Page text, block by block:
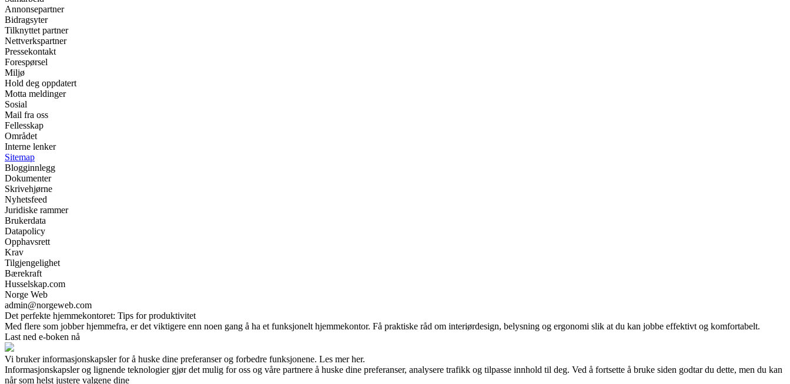
Annonsepartner
Bidragsyter
Tilknyttet partner
Nettverkspartner
Pressekontakt
Forespørsel
Miljø
Hold deg oppdatert
Motta meldinger
Sosial
Mail fra oss
Fellesskap
Området
Interne lenker
Sitemap
Blogginnlegg
Dokumenter
Skrivehjørne
Nyhetsfeed
Juridiske rammer
Brukerdata
Datapolicy
Opphavsrett
Krav
Tilgjengelighet
Bærekraft
Husselskap.com
Norge Web
admin@norgeweb.com
Det perfekte hjemmekontoret: Tips for produktivitet
Med flere som jobber hjemmefra, er det viktigere enn noen gang å ha et funksjonelt hjemmekontor. Få praktiske råd om interiørdesign, belysning og ergonomi slik at du kan jobbe effektivt og komfortabelt.
Last ned e-boken nå
Vi bruker informasjonskapsler for å huske dine preferanser og forbedre funksjonene. Les mer her.
Informasjonskapsler og lignende teknologier gjør det mulig for oss og våre partnere å huske dine preferanser, analysere trafikk og tilpasse innhold til deg. Ved å fortsette å bruke siden godtar du dette, men du kan
når som helst justere valgene dine